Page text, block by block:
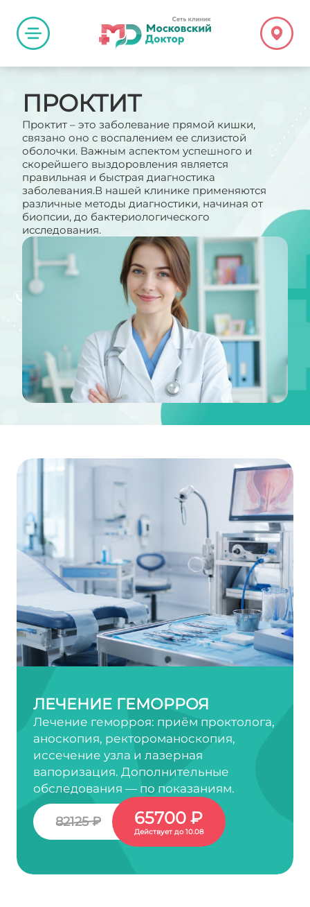
ПРОКТИТ
Проктит – это заболевание прямой кишки,
связано оно с воспалением ее слизистой
оболочки. Важным аспектом успешного и
скорейшего выздоровления является
правильная и быстрая диагностика
заболевания.В нашей клинике применяются
различные методы диагностики, начиная от
биопсии, до бактериологического
исследования.
ЛЕЧЕНИЕ ГЕМОРРОЯ
Лечение геморроя: приём проктолога,
аноскопия, ректороманоскопия,
иссечение узла и лазерная
вапоризация. Дополнительные
обследования — по показаниям.
82125 ₽ 65700 ₽
Действует до 10.08